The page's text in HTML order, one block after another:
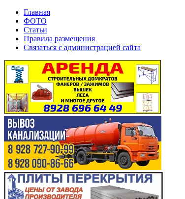
Главная
ФОТО
Статьи
Правила размещения
Связаться с администрацией сайта